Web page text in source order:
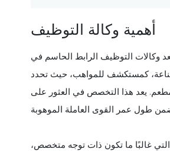
أهمية وكالة التوظيف
وكالات التوظيف الرابط الحاسم في
كمستكشف للمواهب، حيث تحدد
يعد هذا التخصص في العثور على
التي غالبًا ما تكون ذات توجه متخصص،